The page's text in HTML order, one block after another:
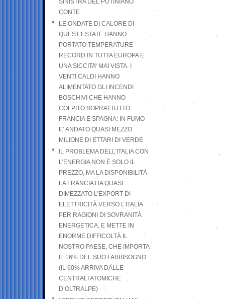
SINISTRA DEL PUTINIANO
CONTE
LE ONDATE DI CALORE DI
QUEST’ESTATE HANNO
PORTATO TEMPERATURE
RECORD IN TUTTA EUROPA E
UNA SICCITA’ MAI VISTA. I
VENTI CALDI HANNO
ALIMENTATO GLI INCENDI
BOSCHIVI CHE HANNO
COLPITO SOPRATTUTTO
FRANCIA E SPAGNA: IN FUMO
E’ ANDATO QUASI MEZZO
MILIONE DI ETTARI DI VERDE
IL PROBLEMA DELL’ITALIA CON
L’ENERGIA NON È SOLO IL
PREZZO, MA LA DISPONIBILITÀ.
LA FRANCIA HA QUASI
DIMEZZATO L’EXPORT DI
ELETTRICITÀ VERSO L’ITALIA
PER RAGIONI DI SOVRANITÀ
ENERGETICA, E METTE IN
ENORME DIFFICOLTÀ IL
NOSTRO PAESE, CHE IMPORTA
IL 16% DEL SUO FABBISOGNO
(IL 60% ARRIVA DALLE
CENTRALI ATOMICHE
D’OLTRALPE)